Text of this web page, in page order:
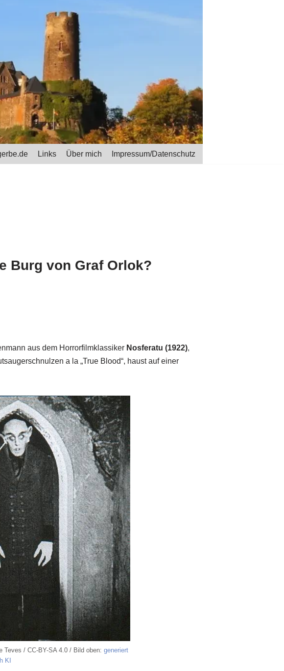
Links Über mich Impressum/Datenschutz
Burg von Graf Orlok?
aus dem HorrorfilmklassikerNosferatu (1922),
a la „True Blood“, haust auf einer
Teves / CC-BY-SA 4.0 / Bild oben: generiert
KI